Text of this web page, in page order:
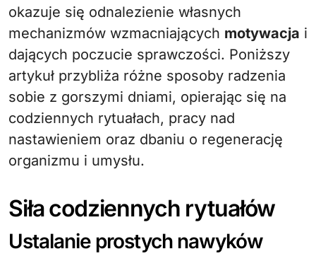
okazuje się odnalezienie własnych
mechanizmów wzmacniających motywacja i
dających poczucie sprawczości. Poniższy
artykuł przybliża różne sposoby radzenia
sobie z gorszymi dniami, opierając się na
codziennych rytuałach, pracy nad
nastawieniem oraz dbaniu o regenerację
organizmu i umysłu.
Siła codziennych rytuałów
Ustalanie prostych nawyków